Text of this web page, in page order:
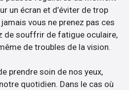
un écran et d’éviter de trop
vous ne prenez pas ces
de souffrir de fatigue oculaire,
de troubles de la vision.
prendre soin de nos yeux,
quotidien. Dans le cas où